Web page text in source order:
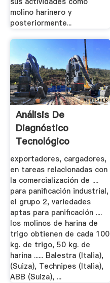
molino harinero y
posteriormente...
Análisis De
Diagnóstico
Tecnológico
Sectorial Ministerio
De.
exportadores, cargadores,
en tareas relacionadas con
la comercialización de ....
para panificación industrial,
el grupo 2, variedades
aptas para panificación ....
los molinos de harina de
trigo obtienen de cada 100
kg. de trigo, 50 kg. de
harina ...... Balestra (Italia),
(Suiza), Technipes (Italia),
ABB (Suiza), ...